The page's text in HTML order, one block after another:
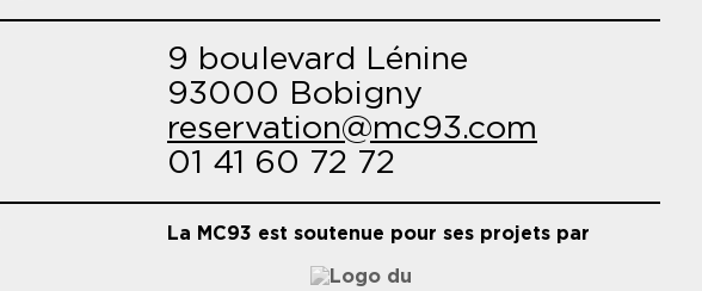
9 boulevard Lénine
93000 Bobigny
reservation@mc93.com
01 41 60 72 72
La MC93 est soutenue pour ses projets par